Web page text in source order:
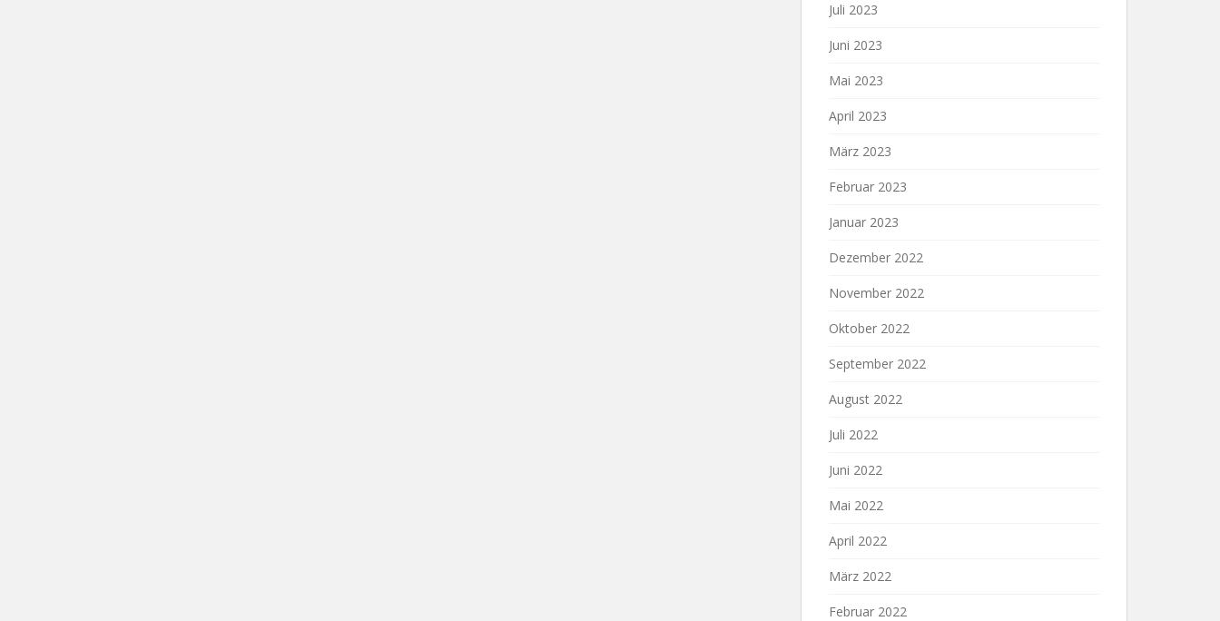
Juli 2023
Juni 2023
Mai 2023
April 2023
März 2023
Februar 2023
Januar 2023
Dezember 2022
November 2022
Oktober 2022
September 2022
August 2022
Juli 2022
Juni 2022
Mai 2022
April 2022
März 2022
Februar 2022